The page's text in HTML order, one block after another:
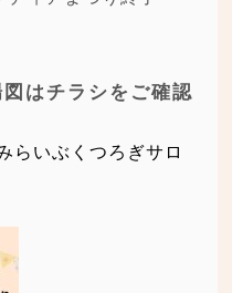
はチラシをご確認
らいぶくつろぎサロ